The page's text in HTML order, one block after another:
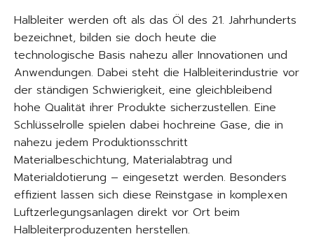
Halbleiter werden oft als das Öl des 21. Jahrhunderts
bezeichnet, bilden sie doch heute die
technologische Basis nahezu aller Innovationen und
Anwendungen. Dabei steht die Halbleiterindustrie vor
der ständigen Schwierigkeit, eine gleichbleibend
hohe Qualität ihrer Produkte sicherzustellen. Eine
Schlüsselrolle spielen dabei hochreine Gase, die in
nahezu jedem Produktionsschritt
Materialbeschichtung, Materialabtrag und
Materialdotierung – eingesetzt werden. Besonders
effizient lassen sich diese Reinstgase in komplexen
Luftzerlegungsanlagen direkt vor Ort beim
Halbleiterproduzenten herstellen.